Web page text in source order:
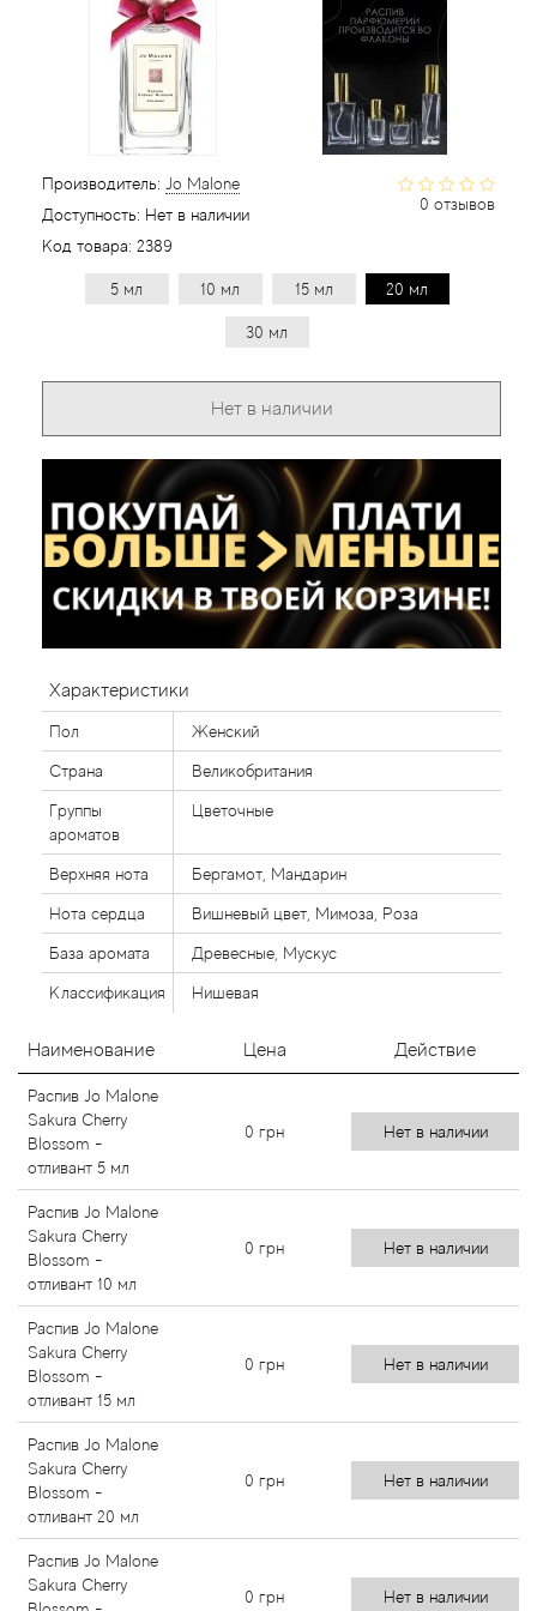
0 отзывов
Производитель: Jo Malone
Доступность: Нет в наличии
Код товара: 2389
5 мл 10 мл 15 мл 20 мл
30 мл
Нет в наличии
Характеристики
Пол Женский
Страна Великобритания
Группы
ароматов
Цветочные
Верхняя нота Бергамот, Мандарин
Нота сердца Вишневый цвет, Мимоза, Роза
База аромата Древесные, Мускус
Классификация Нишевая
Наименование Цена Действие
Распив Jo Malone
Sakura Cherry
Blossom -
отливант 5 мл
0 грн Нет в наличии
Распив Jo Malone
Sakura Cherry
Blossom -
отливант 10 мл
0 грн Нет в наличии
Распив Jo Malone
Sakura Cherry
Blossom -
отливант 15 мл
0 грн Нет в наличии
Распив Jo Malone
Sakura Cherry
Blossom -
отливант 20 мл
0 грн Нет в наличии
Распив Jo Malone
Sakura Cherry
0 грн Нет в наличии